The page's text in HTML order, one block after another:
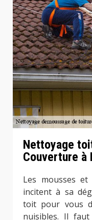
Nettoyage
Couverture à
Les mousses
incitent à sa
toit pour vous
nuisibles. Il